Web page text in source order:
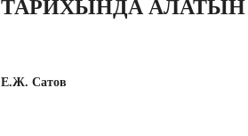
ТАРИХЫНДА
Е.Ж. Сатов